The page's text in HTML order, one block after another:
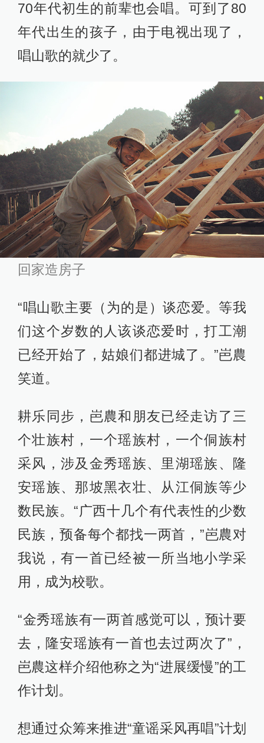
70年代初生的前辈也会唱。可到了80
年代出生的孩子，由于电视出现了，
唱山歌的就少了。
回家造房子
“唱山歌主要（为的是）谈恋爱。等我
们这个岁数的人该谈恋爱时，打工潮
已经开始了，姑娘们都进城了。”岜農
笑道。
耕乐同步，岜農和朋友已经走访了三
个壮族村，一个瑶族村，一个侗族村
采风，涉及金秀瑶族、里湖瑶族、隆
安瑶族、那坡黑衣壮、从江侗族等少
数民族。“广西十几个有代表性的少数
民族，预备每个都找一两首，”岜農对
我说，有一首已经被一所当地小学采
用，成为校歌。
“金秀瑶族有一两首感觉可以，预计要
去，隆安瑶族有一首也去过两次了”，
岜農这样介绍他称之为“进展缓慢”的工
作计划。
想通过众筹来推进“童谣采风再唱”计划